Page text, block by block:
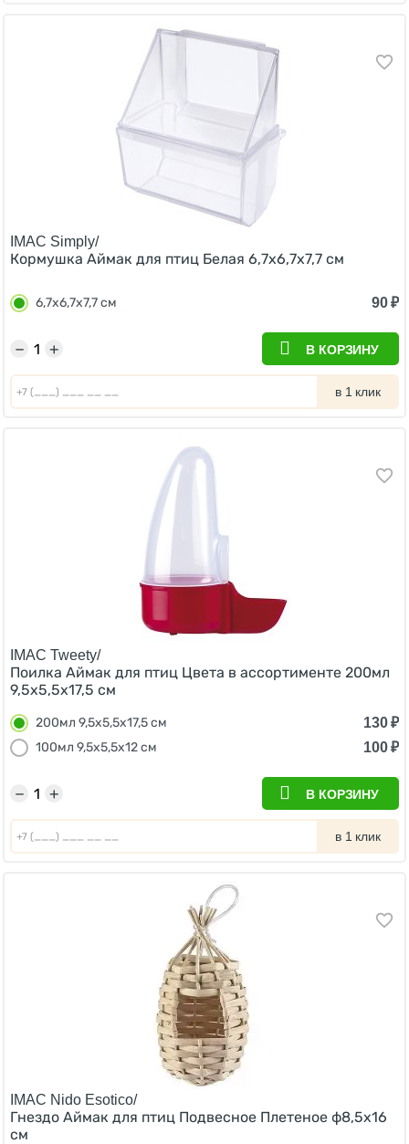
IMAC Simply/
Кормушка Аймак для птиц Белая 6,7х6,7х7,7 см
6,7х6,7х7,7 см 90₽
+
− В КОРЗИНУ
в 1 клик
IMAC Tweety/
Поилка Аймак для птиц Цвета в ассортименте 200мл
9,5х5,5х17,5 см
200мл 9,5х5,5х17,5 см 130₽
100мл 9,5х5,5х12 см
100₽
+
− В КОРЗИНУ
в 1 клик
IMAC Nido Esotico/
Гнездо Аймак для птиц Подвесное Плетеное ф8,5х16
см